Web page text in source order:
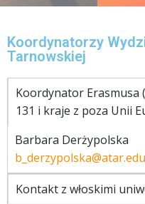
Koordynatorzy
Tarnowskiej
Koordynator Erasmusa
131 i kraje z poza Unii
Barbara Derżypolska
Kontakt z włoskimi